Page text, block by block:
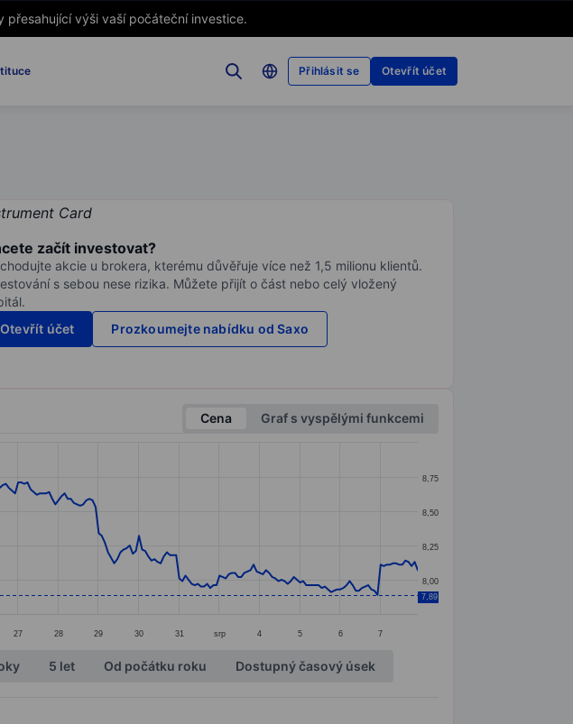
výši vaší počáteční investice.
Přihlásit se Otevřít účet
začít investovat?
akcie u brokera, kterému důvěřuje více než 1,5 milionu klientů.
s sebou nese rizika. Můžete přijít o část nebo celý vložený
Otevřít účet
Prozkoumejte nabídku od Saxo
Cena
Graf s vyspělými funkcemi
27 28 29 30 31 srp 4 5 6 7
8,00
8,25
8,50
8,75
7,89
5 let Od počátku roku Dostupný časový úsek